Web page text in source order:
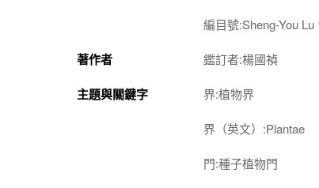
編目號:Sheng-You Lu
著作者 鑑訂者:楊國禎
主題與關鍵字 界:植物界
界（英文）:Plantae
門:種子植物門